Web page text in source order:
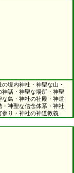
境内神社・神聖な山・
話・神聖な場所・神聖
島・神社の社殿・神道
神聖な信念体系・神社
り・神社の神道教義